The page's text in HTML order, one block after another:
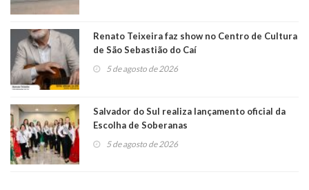
Renato Teixeira faz show no Centro de Cultura
de São Sebastião do Caí
5 de agosto de 2026
Salvador do Sul realiza lançamento oficial da
Escolha de Soberanas
5 de agosto de 2026